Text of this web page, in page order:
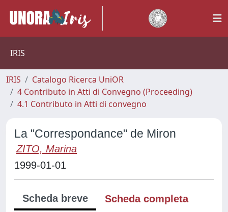
IRIS
IRIS
Catalogo Ricerca UniOR
4 Contributo in Atti di Convegno (Proceeding)
4.1 Contributo in Atti di convegno
La "Correspondance" de Miron
ZITO, Marina
1999-01-01
Scheda breve
Scheda completa